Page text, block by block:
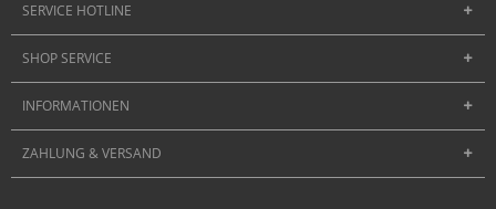
SERVICE HOTLINE
SHOP SERVICE
INFORMATIONEN
ZAHLUNG & VERSAND